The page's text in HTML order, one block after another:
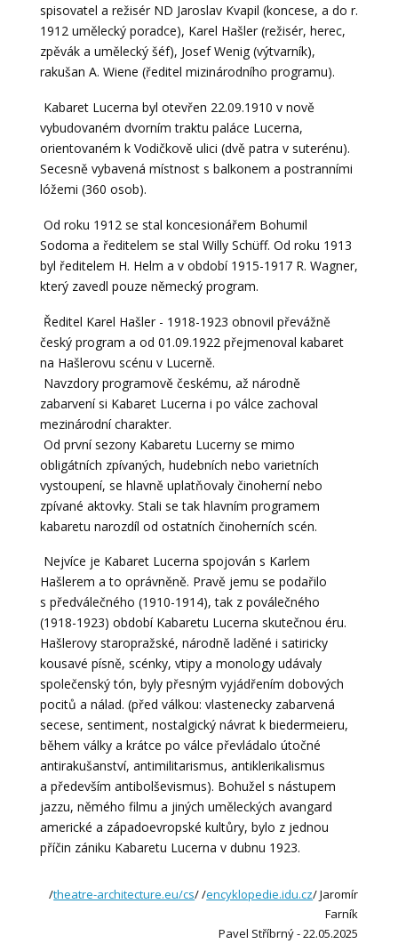
spisovatel a režisér ND Jaroslav Kvapil (koncese, a do r.
1912 umělecký poradce), Karel Hašler (režisér, herec,
zpěvák a umělecký šéf), Josef Wenig (výtvarník),
rakušan A. Wiene (ředitel mizinárodního programu).
Kabaret Lucerna byl otevřen 22.09.1910 v nově
vybudovaném dvorním traktu paláce Lucerna,
orientovaném k Vodičkově ulici (dvě patra v suterénu).
Secesně vybavená místnost s balkonem a postranními
lóžemi (360 osob).
Od roku 1912 se stal koncesionářem Bohumil
Sodoma a ředitelem se stal Willy Schüff. Od roku 1913
byl ředitelem H. Helm a v období 1915-1917 R. Wagner,
který zavedl pouze německý program.
Ředitel Karel Hašler - 1918-1923 obnovil převážně
český program a od 01.09.1922 přejmenoval kabaret
na Hašlerovu scénu v Lucerně.
Navzdory programově českému, až národně
zabarvení si Kabaret Lucerna i po válce zachoval
mezinárodní charakter.
Od první sezony Kabaretu Lucerny se mimo
obligátních zpívaných, hudebních nebo varietních
vystoupení, se hlavně uplatňovaly činoherní nebo
zpívané aktovky. Stali se tak hlavním programem
kabaretu narozdíl od ostatních činoherních scén.
Nejvíce je Kabaret Lucerna spojován s Karlem
Hašlerem a to oprávněně. Pravě jemu se podařilo
s předválečného (1910-1914), tak z poválečného
(1918-1923) období Kabaretu Lucerna skutečnou éru.
Hašlerovy staropražské, národně laděné i satiricky
kousavé písně, scénky, vtipy a monology udávaly
společenský tón, byly přesným vyjádřením dobových
pocitů a nálad. (před válkou: vlastenecky zabarvená
secese, sentiment, nostalgický návrat k biedermeieru,
během války a krátce po válce převládalo útočné
antirakušanství, antimilitarismus, antiklerikalismus
a především antibolševismus). Bohužel s nástupem
jazzu, němého filmu a jiných uměleckých avangard
americké a západoevropské kultůry, bylo z jednou
příčin zániku Kabaretu Lucerna v dubnu 1923.
/theatre-architecture.eu/cs/ /encyklopedie.idu.cz/ Jaromír
Farník
Pavel Stříbrný - 22.05.2025